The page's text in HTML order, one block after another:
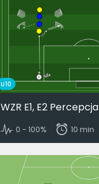
U10
WZR E1, E2 Percepcja
0 - 100% 10 min